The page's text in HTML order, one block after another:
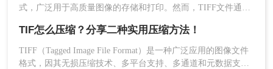
注意：在调整图像尺寸和分辨率时，应根据实际需
求进行权衡，避免过度压缩导致图像质量下降。选
衡。
式，广泛用于高质量图像的存储和打印。然而，TIFF文件通常
tiff大小呢？本文将介绍两种压缩TIFF文件的方法。
TIF怎么压缩？分享二种实用压缩方法！
TIFF（Tagged Image File Format）是一种广泛应用的图像文件
格式，因其无损压缩技术、多平台支持、多通道和元数据支持